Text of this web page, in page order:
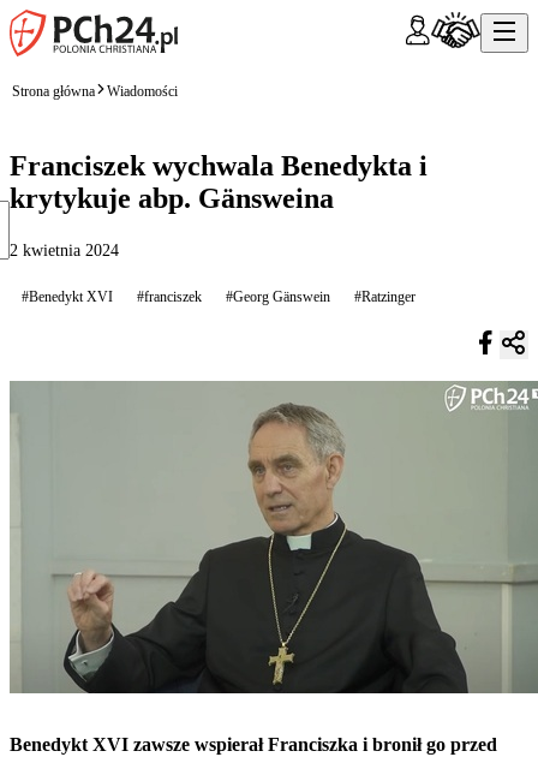
Strona główna Wiadomości
Franciszek wychwala Benedykta i
krytykuje abp. Gänsweina
2 kwietnia 2024
#Benedykt XVI #franciszek #Georg Gänswein #Ratzinger
Benedykt XVI zawsze wspierał Franciszka i bronił go przed